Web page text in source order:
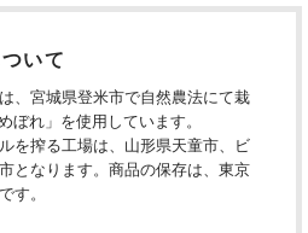
いて
、宮城県登米市で自然農法にて栽
ぼれ」を使用しています。
を搾る工場は、山形県天童市、ビ
となります。商品の保存は、東京
す。